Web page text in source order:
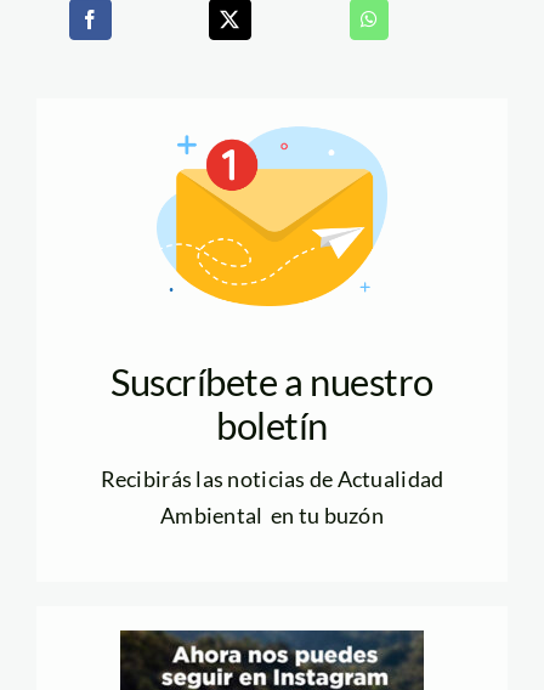
Suscríbete a nuestro
boletín
Recibirás las noticias de Actualidad
Ambiental en tu buzón